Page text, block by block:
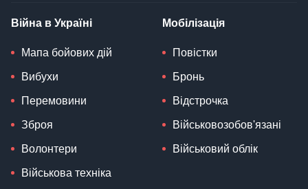
Війна в Україні
Мапа бойових дій
Вибухи
Перемовини
Зброя
Волонтери
Військова техніка
Мобілізація
Повістки
Бронь
Відстрочка
Військовозобов'язані
Військовий облік